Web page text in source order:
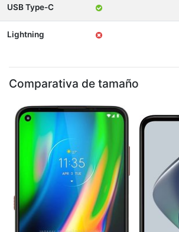
USB Type-C
Lightning
Comparativa de tamaño